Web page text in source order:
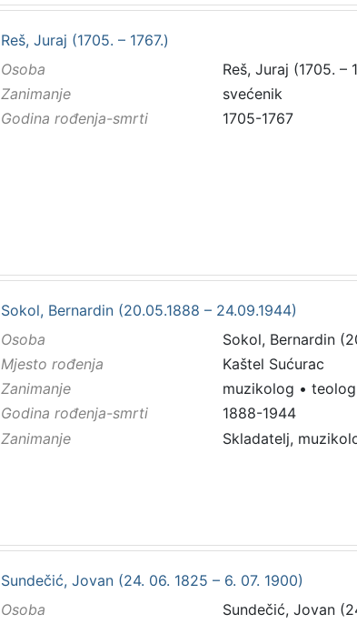
Reš, Juraj (1705. – 1767.)
Osoba
Reš, Juraj (1705. –
Zanimanje
svećenik
Godina rođenja-smrti
1705-1767
Sokol, Bernardin (20.05.1888 – 24.09.1944)
Osoba
Sokol, Bernardin
Mjesto rođenja
Kaštel Sućurac
Zanimanje
muzikolog • teolog
Godina rođenja-smrti
1888-1944
Zanimanje
Skladatelj,
Sundečić, Jovan (24. 06. 1825 – 6. 07. 1900)
Osoba
Sundečić, Jovan